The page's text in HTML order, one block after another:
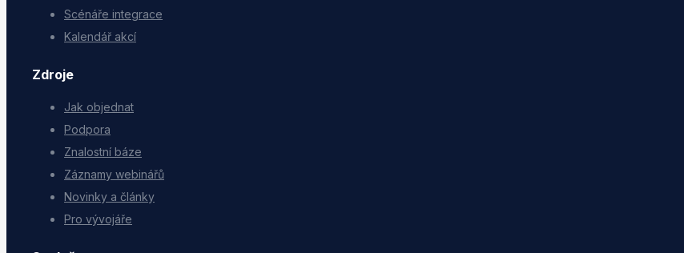
Scénáře integrace
Kalendář akcí
Zdroje
Jak objednat
Podpora
Znalostní báze
Záznamy webinářů
Novinky a články
Pro vývojáře